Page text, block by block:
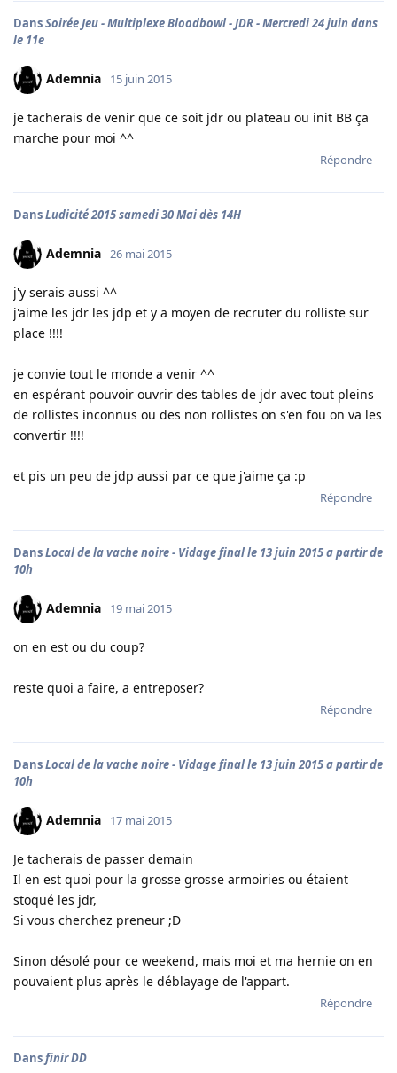
DansSoirée Jeu - Multiplexe Bloodbowl - JDR - Mercredi 24 juin dans
le 11e
Ademnia 15 juin 2015
je tacherais de venir que ce soit jdr ou plateau ou init BB ça
marche pour moi ^^
Répondre
DansLudicité 2015 samedi 30 Mai dès 14H
Ademnia 26 mai 2015
j'y serais aussi ^^
j'aime les jdr les jdp et y a moyen de recruter du rolliste sur
place !!!!
je convie tout le monde a venir ^^
en espérant pouvoir ouvrir des tables de jdr avec tout pleins
de rollistes inconnus ou des non rollistes on s'en fou on va les
convertir !!!!
et pis un peu de jdp aussi par ce que j'aime ça :p
Répondre
DansLocal de la vache noire - Vidage final le 13 juin 2015 a partir de
10h
Ademnia 19 mai 2015
on en est ou du coup?
reste quoi a faire, a entreposer?
Répondre
DansLocal de la vache noire - Vidage final le 13 juin 2015 a partir de
10h
Ademnia 17 mai 2015
Je tacherais de passer demain
Il en est quoi pour la grosse grosse armoiries ou étaient
stoqué les jdr,
Si vous cherchez preneur ;D
Sinon désolé pour ce weekend, mais moi et ma hernie on en
pouvaient plus après le déblayage de l'appart.
Répondre
Dansfinir DD